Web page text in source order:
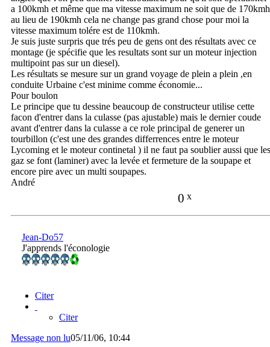
a 100kmh et même que ma vitesse maximum ne soit que de 170kmh
au lieu de 190kmh cela ne change pas grand chose pour moi la
vitesse maximum tolére est de 110kmh.
Je suis juste surpris que trés peu de gens ont des résultats avec ce
montage (je spécifie que les resultats sont sur un moteur injection
multipoint pas sur un diesel).
Les résultats se mesure sur un grand voyage de plein a plein ,en
conduite Urbaine c'est minime comme économie...
Pour boulon
Le principe que tu dessine beaucoup de constructeur utilise cette
facon d'entrer dans la culasse (pas ajustable) mais le dernier coude
avant d'entrer dans la culasse a ce role principal de generer un
tourbillon (c'est une des grandes differrences entre le moteur
Lycoming et le moteur continetal ) il ne faut pa soublier aussi que les
gaz se font (laminer) avec la levée et fermeture de la soupape et
encore pire avec un multi soupapes.
André
0 x
Jean-Do57
J'apprends l'éconologie
Citer
Citer
Message non lu05/11/06, 10:44